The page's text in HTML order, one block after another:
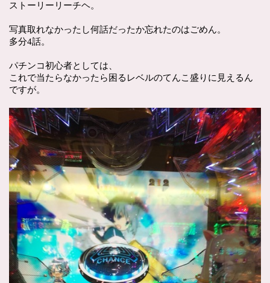
ストーリーリーチヘ。
写真取れなかったし何話だったか忘れたのはごめん。
多分4話。
パチンコ初心者としては、
これで当たらなかったら困るレベルのてんこ盛りに見えるん
ですが。